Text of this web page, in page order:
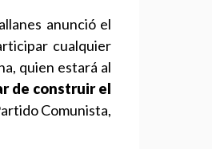
anunció el
cualquier
quien estará al
de construir el
Comunista,